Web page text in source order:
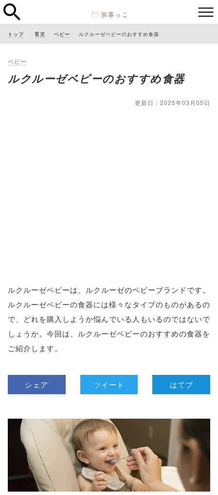
トップ 育児 ベビー ルクルーゼベビーのおすすめ食器
ベビー
ルクルーゼベビーのおすすめ食器
更新日：2025年03月05日
ルクルーゼベビーは、ルクルーゼのベビーブランドです。
ルクルーゼベビーの食器には様々なタイプのものがあるの
で、どれを購入しようか悩んでいる人もいるのではないで
しょうか。今回は、ルクルーゼベビーのおすすめの食器を
ご紹介します。
シェア ツイート はてブ